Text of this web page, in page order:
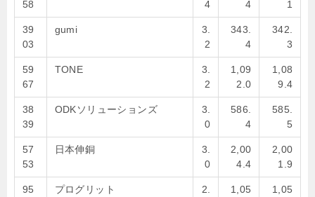
58
4
4
1
39
03
gumi
3.
2
343.
4
342.
3
59
67
TONE
3.
2
1,09
2.0
1,08
9.4
38
39
ODKソリューションズ
3.
0
586.
4
585.
5
57
53
日本伸銅
3.
0
2,00
4.4
2,00
1.9
95
プログリット
2.
1,05
1,05